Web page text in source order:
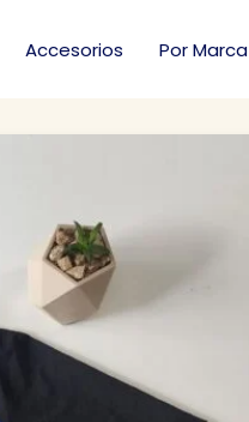
Accesorios Por Marca